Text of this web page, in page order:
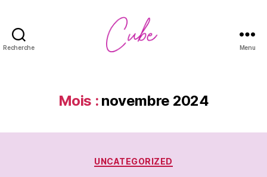
Recherche Menu
Mois : novembre 2024
Catégories
UNCATEGORIZED